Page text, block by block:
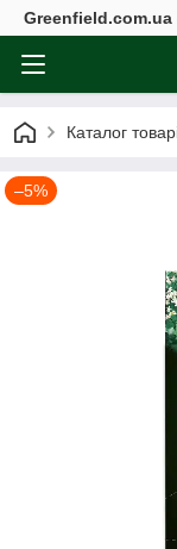
Greenfield.com.ua
Каталог
–5%